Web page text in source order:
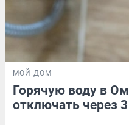
МОЙ ДОМ
Горячую воду в
отключать через